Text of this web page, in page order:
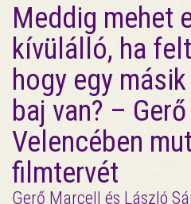
Meddig mehet
kívülálló, ha
hogy egy
baj van? – Gerő
Velencében
filmtervét
Gerő Marcell és László